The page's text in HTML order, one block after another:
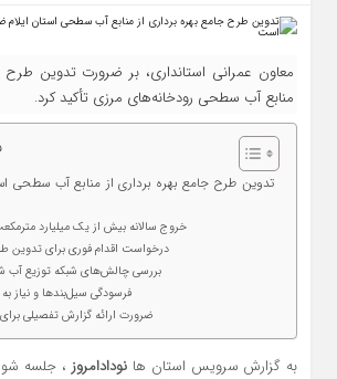
معاون عمرانی استانداری، بر ضرورت تدوین طرح
منابع آب سطحی رودخانه‌های مرزی تأکید کرد.
تدوین طرح جامع بهره‌ برداری از منابع آب سطحی
خروج سالانه بیش از یک میلیارد
درخواست اقدام فوری برای تدوین
بررسی چالش‌های شبکه توزیع آب
فرسودگی سیل‌بندها و نیاز
ضرورت ارائه گزارش تفصیلی
به گزارش سرویس استان هانودادامروز، جلسه